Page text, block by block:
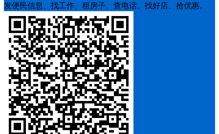
发便民信息、找工作、租房子、查电话、找好店、抢优惠。